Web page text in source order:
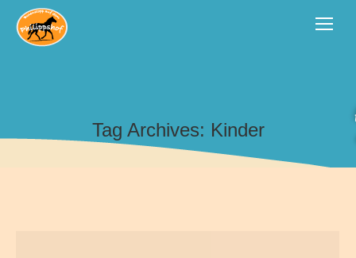
Tag Archives: Kinder